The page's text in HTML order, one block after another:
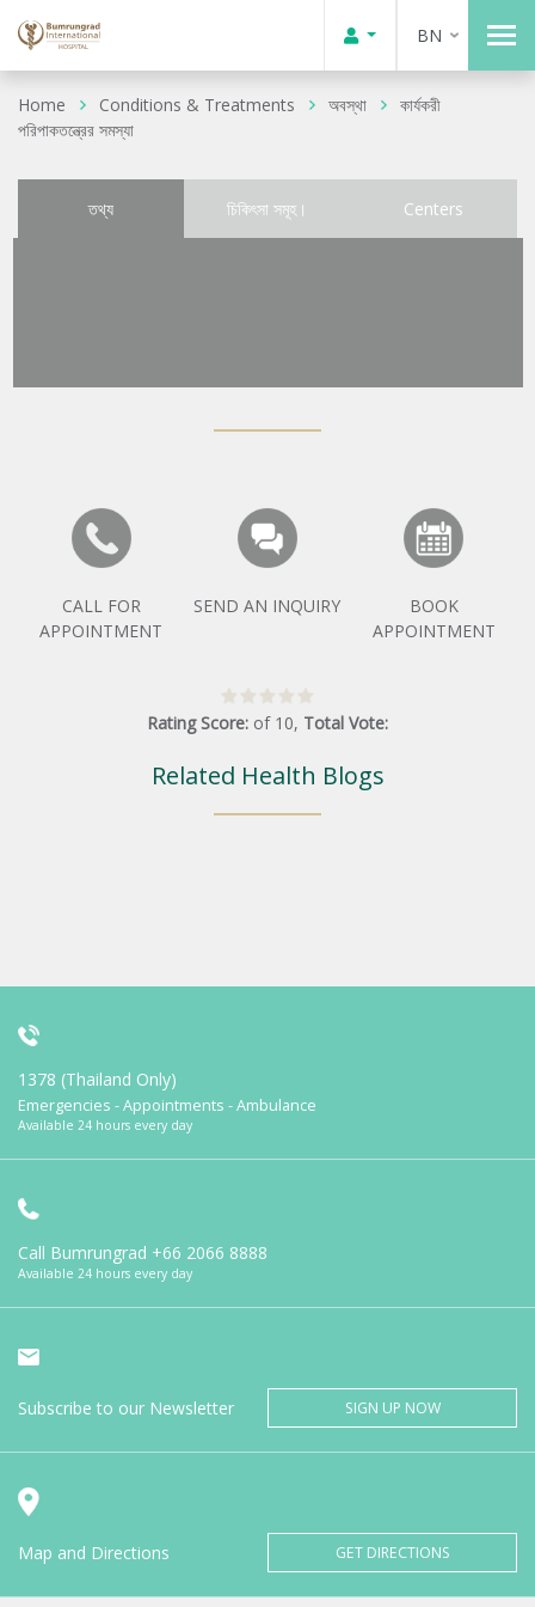
BN
Home Conditions & Treatments অবস্থা
কার্যকরী
পরিপাকতন্ত্রের সমস্যা
তথ্য চিকিৎসা সমূহ। Centers
CALL FOR
APPOINTMENT
SEND AN INQUIRY
BOOK
APPOINTMENT
Rating Score: of 10, Total Vote:
Related Health Blogs
1378 (Thailand Only)
Emergencies - Appointments - Ambulance
Available 24 hours every day
Call Bumrungrad +66 2066 8888
Available 24 hours every day
Subscribe to our Newsletter SIGN UP NOW
Map and Directions GET DIRECTIONS